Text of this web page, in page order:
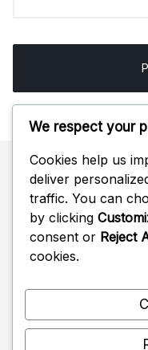
Buscar
Search
for:
We respect your
Cookies help us
deliver
traffic. You can
by clicking
consent or Reject
cookies.